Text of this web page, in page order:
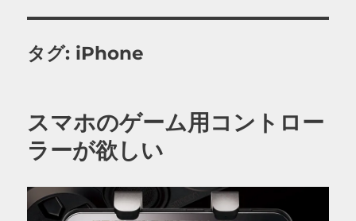
タグ: iPhone
スマホのゲーム用コントロー
ラーが欲しい